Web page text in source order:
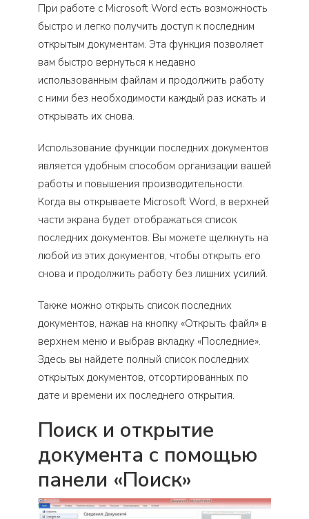
При работе с Microsoft Word есть возможность
быстро и легко получить доступ к последним
открытым документам. Эта функция позволяет
вам быстро вернуться к недавно
использованным файлам и продолжить работу
с ними без необходимости каждый раз искать и
открывать их снова.
Использование функции последних документов
является удобным способом организации вашей
работы и повышения производительности.
Когда вы открываете Microsoft Word, в верхней
части экрана будет отображаться список
последних документов. Вы можете щелкнуть на
любой из этих документов, чтобы открыть его
снова и продолжить работу без лишних усилий.
Также можно открыть список последних
документов, нажав на кнопку «Открыть файл» в
верхнем меню и выбрав вкладку «Последние».
Здесь вы найдете полный список последних
открытых документов, отсортированных по
дате и времени их последнего открытия.
Поиск и открытие
документа с помощью
панели «Поиск»